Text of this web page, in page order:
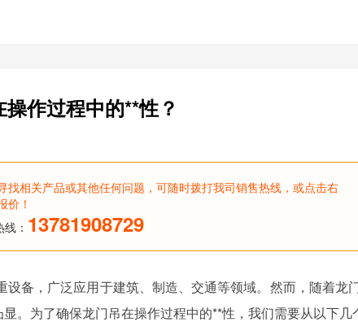
作过程中的**性？
找相关产品或其他任何问题，可随时拨打我司销售热线，或点击右
价！
： 13781908729
设备，广泛应用于建筑、制造、交通等领域。然而，随着龙
。为了确保龙门吊在操作过程中的**性，我们需要从以下几